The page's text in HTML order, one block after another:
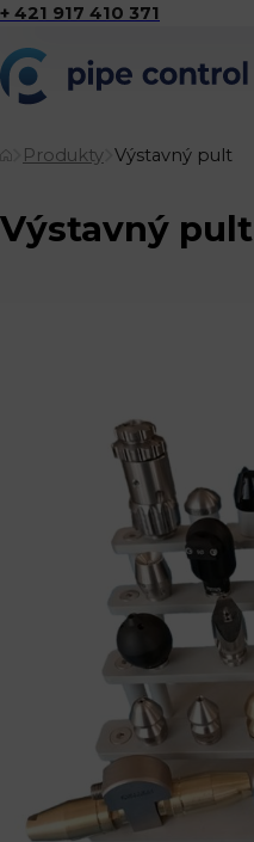
+ 421 917 410 371
Produkty Výstavný pult
Výstavný pult